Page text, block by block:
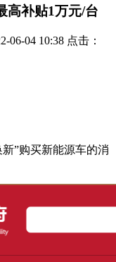
高补贴1万元/台
06-04 10:38 点击：
”购买新能源车的消